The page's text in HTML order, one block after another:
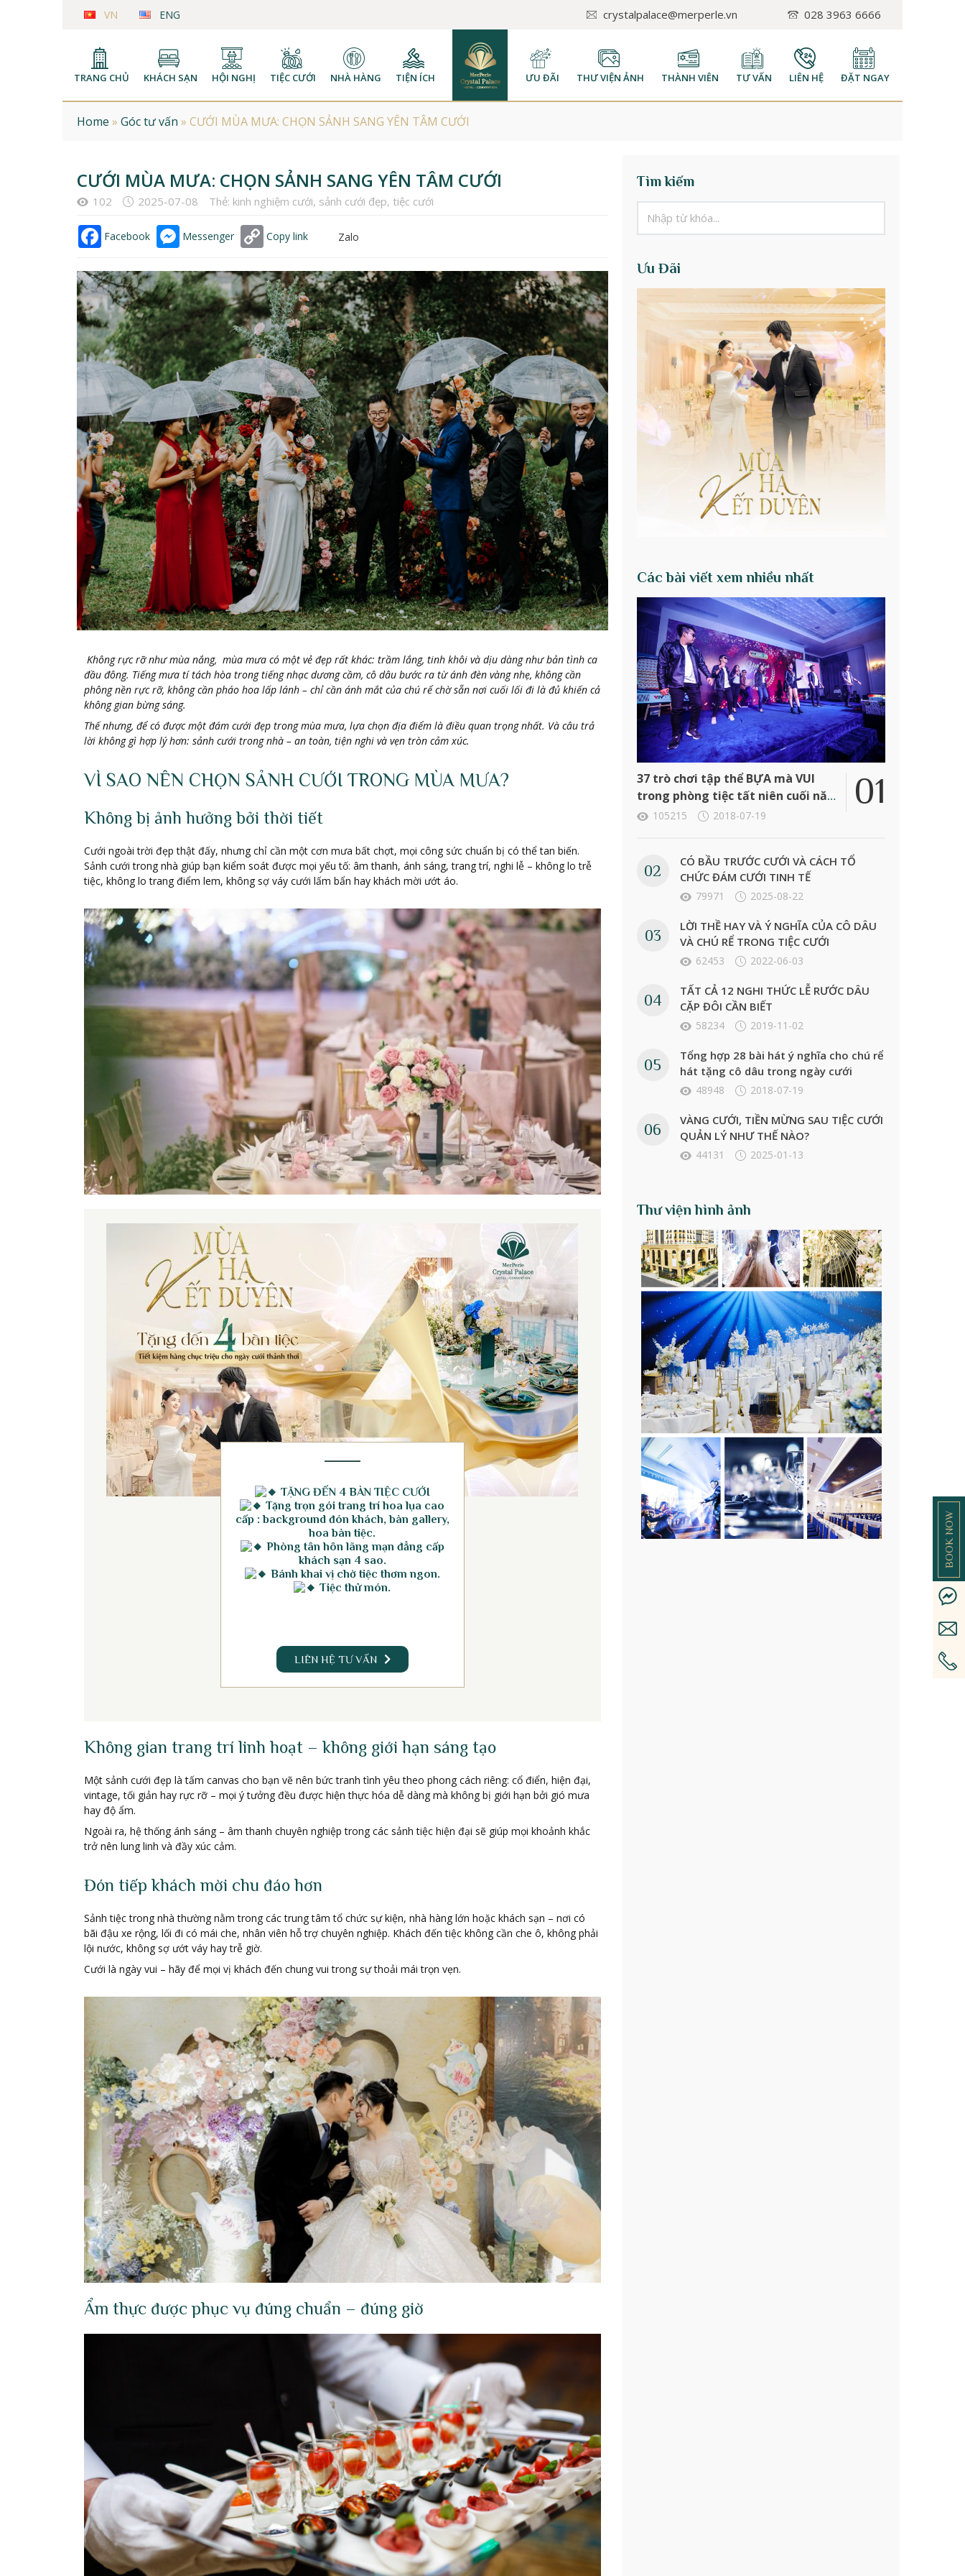
VN ENG crystalpalace@merperle.vn 028 3963 6666
TRANG CHỦ KHÁCH SẠN HỘI NGHỊ TIỆC CƯỚI NHÀ HÀNG TIỆN ÍCH ƯU ĐÃI THƯ VIỆN ẢNH THÀNH VIÊN TƯ VẤN LIÊN HỆ ĐẶT NGAY
Home » Góc tư vấn » CƯỚI MÙA MƯA: CHỌN SẢNH SANG YÊN TÂM CƯỚI
CƯỚI MÙA MƯA: CHỌN SẢNH SANG YÊN TÂM CƯỚI
102 2025-07-08 Thẻ: kinh nghiệm cưới, sảnh cưới đẹp, tiệc cưới
Facebook Messenger Copy link Zalo
Không rực rỡ như mùa nắng, mùa mưa có một vẻ đẹp rất khác: trầm lắng, tinh khôi và dịu dàng như bản tình ca
đầu đông. Tiếng mưa tí tách hòa trong tiếng nhạc dương cầm, cô dâu bước ra từ ánh đèn vàng nhẹ, không cần
phông nền rực rỡ, không cần pháo hoa lấp lánh – chỉ cần ánh mắt của chú rể chờ sẵn nơi cuối lối đi là đủ khiến cả
không gian bừng sáng.
Thế nhưng, để có được một đám cưới đẹp trong mùa mưa, lựa chọn địa điểm là điều quan trọng nhất. Và câu trả
lời không gì hợp lý hơn: sảnh cưới trong nhà – an toàn, tiện nghi và vẹn tròn cảm xúc.
VÌ SAO NÊN CHỌN SẢNH CƯỚI TRONG MÙA MƯA?
Không bị ảnh hưởng bởi thời tiết
Cưới ngoài trời đẹp thật đấy, nhưng chỉ cần một cơn mưa bất chợt, mọi công sức chuẩn bị có thể tan biến.
Sảnh cưới trong nhà giúp bạn kiểm soát được mọi yếu tố: âm thanh, ánh sáng, trang trí, nghi lễ – không lo trễ
tiệc, không lo trang điểm lem, không sợ váy cưới lấm bẩn hay khách mời ướt áo.
TẶNG ĐẾN 4 BÀN TIỆC CƯỚI
Tặng trọn gói trang trí hoa lụa cao
cấp : background đón khách, bàn gallery,
hoa bàn tiệc.
Phòng tân hôn lãng mạn đẳng cấp
khách sạn 4 sao.
Bánh khai vị chờ tiệc thơm ngon.
Tiệc thử món.
LIÊN HỆ TƯ VẤN
Không gian trang trí linh hoạt – không giới hạn sáng tạo
Một sảnh cưới đẹp là tấm canvas cho bạn vẽ nên bức tranh tình yêu theo phong cách riêng: cổ điển, hiện đại,
vintage, tối giản hay rực rỡ – mọi ý tưởng đều được hiện thực hóa dễ dàng mà không bị giới hạn bởi gió mưa
hay độ ẩm.
Ngoài ra, hệ thống ánh sáng – âm thanh chuyên nghiệp trong các sảnh tiệc hiện đại sẽ giúp mọi khoảnh khắc
trở nên lung linh và đầy xúc cảm.
Đón tiếp khách mời chu đáo hơn
Sảnh tiệc trong nhà thường nằm trong các trung tâm tổ chức sự kiện, nhà hàng lớn hoặc khách sạn – nơi có
bãi đậu xe rộng, lối đi có mái che, nhân viên hỗ trợ chuyên nghiệp. Khách đến tiệc không cần che ô, không phải
lội nước, không sợ ướt váy hay trễ giờ.
Cưới là ngày vui – hãy để mọi vị khách đến chung vui trong sự thoải mái trọn vẹn.
Ẩm thực được phục vụ đúng chuẩn – đúng giờ
Tìm kiếm
Ưu Đãi
Các bài viết xem nhiều nhất
37 trò chơi tập thể BỰA mà VUI
trong phòng tiệc tất niên cuối năm
công ty
105215 2018-07-19
CÓ BẦU TRƯỚC CƯỚI VÀ CÁCH TỔ
CHỨC ĐÁM CƯỚI TINH TẾ
79971 2025-08-22
LỜI THỀ HAY VÀ Ý NGHĨA CỦA CÔ DÂU
VÀ CHÚ RỂ TRONG TIỆC CƯỚI
62453 2022-06-03
TẤT CẢ 12 NGHI THỨC LỄ RƯỚC DÂU
CẶP ĐÔI CẦN BIẾT
58234 2019-11-02
Tổng hợp 28 bài hát ý nghĩa cho chú rể
hát tặng cô dâu trong ngày cưới
48948 2018-07-19
VÀNG CƯỚI, TIỀN MỪNG SAU TIỆC CƯỚI
QUẢN LÝ NHƯ THẾ NÀO?
44131 2025-01-13
Thư viện hình ảnh
BOOK NOW